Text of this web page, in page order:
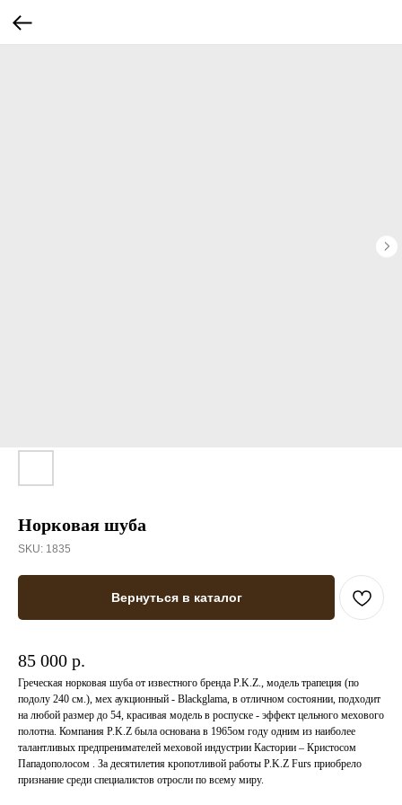
Норковая шуба
SKU: 1835
Вернуться в каталог
85 000 р.
Греческая норковая шуба от известного бренда P.K.Z., модель трапеция (по
подолу 240 см.), мех аукционный - Blackglama, в отличном состоянии, подходит
на любой размер до 54, красивая модель в роспуске - эффект цельного мехового
полотна. Компания P.K.Z была основана в 1965ом году одним из наиболее
талантливых предпренимателей меховой индустрии Кастории – Кристосом
Пападополосом . За десятилетия кропотливой работы P.K.Z Furs приобрело
признание среди специалистов отросли по всему миру.